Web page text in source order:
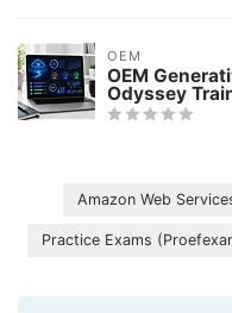
OEM
OEM
Odyssey
Amazon Web
Practice Exams